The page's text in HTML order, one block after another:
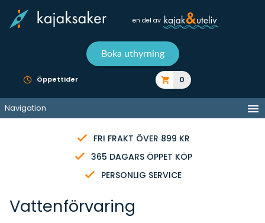
en del av
Boka uthyrning
Öppettider 0
Navigation
FRI FRAKT ÖVER 899 KR
365 DAGARS ÖPPET KÖP
PERSONLIG SERVICE
Vattenförvaring